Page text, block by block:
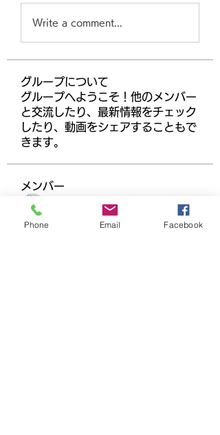
Write a comment...
グループについて
グループへようこそ！他のメンバー
と交流したり、最新情報をチェック
したり、動画をシェアすることもで
きます。
メンバー
フォロー
Dương Dương フォロー
Phone Email Facebook